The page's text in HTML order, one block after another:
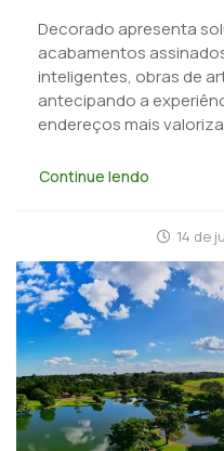
Decorado apresenta
acabamentos
inteligentes, obras de
antecipando a
endereços mais
Continue lendo
14 de